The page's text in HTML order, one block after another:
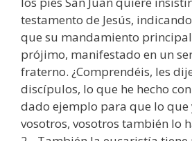
testamento de Jesús,
que su mandamiento
prójimo, manifestado en un
fraterno. ¿Comprendéis, les
discípulos, lo que he hecho
dado ejemplo para que lo que
vosotros, vosotros también lo